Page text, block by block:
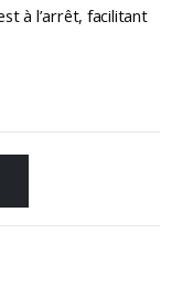
à l’arrêt, facilitant